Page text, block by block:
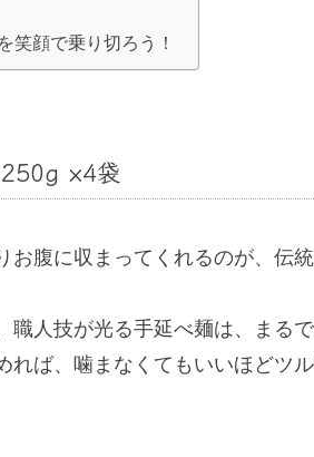
笑顔で乗り切ろう！
×4袋
腹に収まってくれるのが、伝統
人技が光る手延べ麺は、まる
ば、噛まなくてもいいほどツ